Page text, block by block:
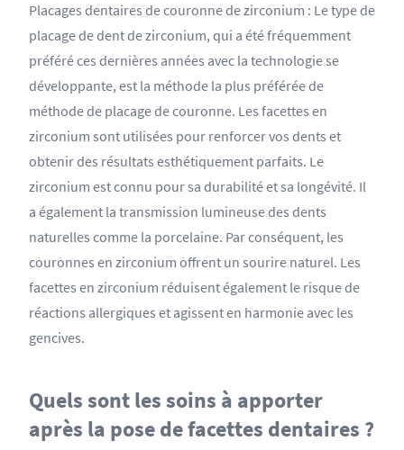
Placages dentaires de couronne de zirconium : Le type de
placage de dent de zirconium, qui a été fréquemment
préféré ces dernières années avec la technologie se
développante, est la méthode la plus préférée de
méthode de placage de couronne. Les facettes en
zirconium sont utilisées pour renforcer vos dents et
obtenir des résultats esthétiquement parfaits. Le
zirconium est connu pour sa durabilité et sa longévité. Il
a également la transmission lumineuse des dents
naturelles comme la porcelaine. Par conséquent, les
couronnes en zirconium offrent un sourire naturel. Les
facettes en zirconium réduisent également le risque de
réactions allergiques et agissent en harmonie avec les
gencives.
Quels sont les soins à apporter
après la pose de facettes dentaires ?